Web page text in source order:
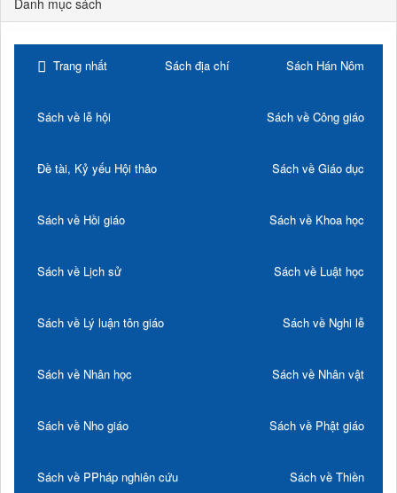
Danh mục sách
Trang nhất Sách địa chí Sách Hán Nôm
Sách về lễ hội Sách về Công giáo
Đề tài, Kỷ yếu Hội thảo Sách về Giáo dục
Sách về Hồi giáo Sách về Khoa học
Sách về Lịch sử Sách về Luật học
Sách về Lý luận tôn giáo Sách về Nghi lễ
Sách về Nhân học Sách về Nhân vật
Sách về Nho giáo Sách về Phật giáo
Sách về PPháp nghiên cứu Sách về Thiền